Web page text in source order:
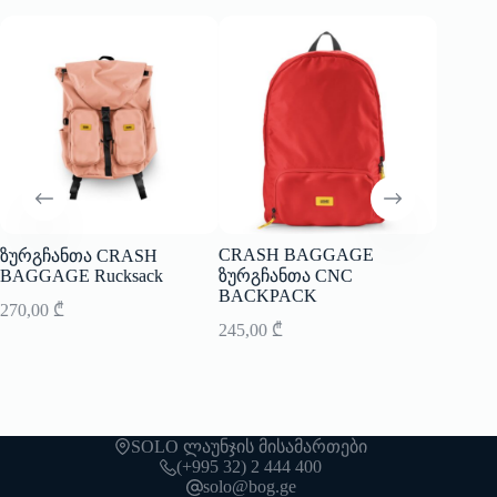
ზურგჩანთა CRASH
BAGGAGE Rucksack
270,00 ₾
CRASH BAGGAGE
ზურგჩანთა CNC
BACKPACK
245,00 ₾
SOLO ლაუნჯის მისამართები
(+995 32) 2 444 400
solo@bog.ge